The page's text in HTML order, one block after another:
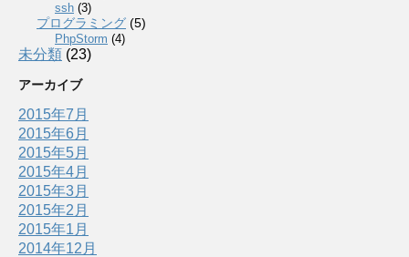
ssh (3)
プログラミング (5)
PhpStorm (4)
未分類 (23)
アーカイブ
2015年7月
2015年6月
2015年5月
2015年4月
2015年3月
2015年2月
2015年1月
2014年12月